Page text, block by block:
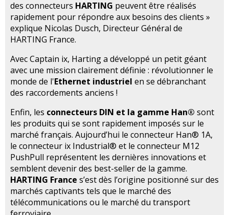
des connecteurs HARTING peuvent être réalisés
rapidement pour répondre aux besoins des clients »
explique Nicolas Dusch, Directeur Général de
HARTING France.
Avec Captain ix, Harting a développé un petit géant
avec une mission clairement définie : révolutionner le
monde de l'Ethernet industriel en se débranchant
des raccordements anciens !
Enfin, les connecteurs DIN et la gamme Han® sont
les produits qui se sont rapidement imposés sur le
marché français. Aujourd’hui le connecteur Han® 1A,
le connecteur ix Industrial® et le connecteur M12
PushPull représentent les dernières innovations et
semblent devenir des best-seller de la gamme.
HARTING France s’est dès l’origine positionné sur des
marchés captivants tels que le marché des
télécommunications ou le marché du transport